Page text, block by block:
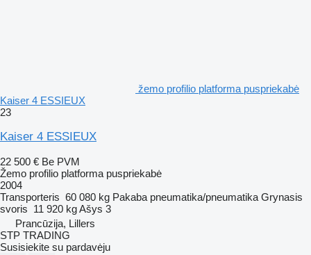
žemo profilio platforma puspriekabė
Kaiser 4 ESSIEUX
23
Kaiser 4 ESSIEUX
22 500 € Be PVM
Žemo profilio platforma puspriekabė
2004
Transporteris 60 080 kg Pakaba pneumatika/pneumatika Grynasis
svoris 11 920 kgAšys 3
Prancūzija, Lillers
STP TRADING
Susisiekite su pardavėju